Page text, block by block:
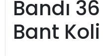
Bandı
Bant